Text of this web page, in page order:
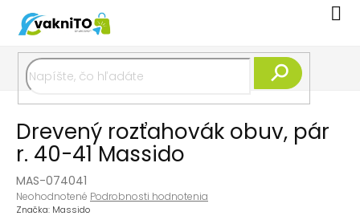
obsah
Drevený rozťahovák obuv, pár
r. 40-41 Massido
MAS-074041
Priemerné
hodnotenie
Neohodnotené Podrobnosti hodnotenia
Značka: Massido